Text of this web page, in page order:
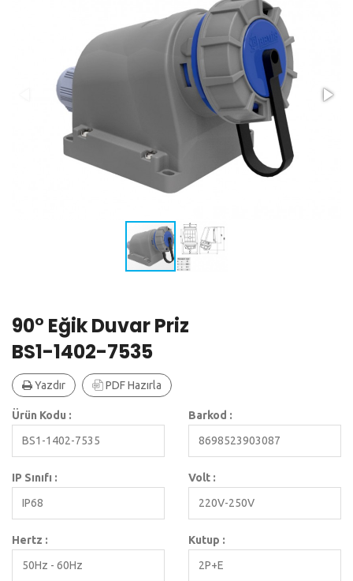
90° Eğik Duvar Priz
BS1-1402-7535
Yazdır PDF Hazırla
Ürün Kodu :
BS1-1402-7535
Barkod :
8698523903087
IP Sınıfı :
IP68
Volt :
220V-250V
Hertz :
50Hz - 60Hz
Kutup :
2P+E